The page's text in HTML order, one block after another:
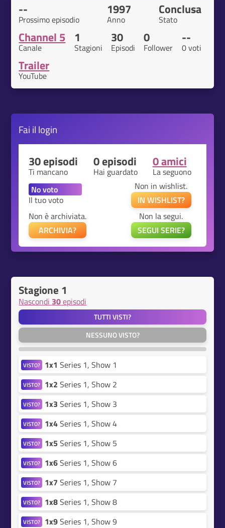
--
Prossimo episodio
1997
Anno
Conclusa
Stato
Channel 5
Canale
1
Stagioni
30
Episodi
0
Follower
--
0 voti
Trailer
YouTube
Fai il login
30 episodi
Ti mancano
0 episodi
Hai guardato
0 amici
La seguono
Il tuo voto
Non in wishlist.
IN WISHLIST?
Non è archiviata.
ARCHIVIA?
Non la segui.
SEGUI SERIE?
Stagione 1
Nascondi 30episodi
TUTTI VISTI?
NESSUNO VISTO?
VISTO? 1x1 Series 1, Show 1
VISTO? 1x2 Series 1, Show 2
VISTO? 1x3 Series 1, Show 3
VISTO? 1x4Series 1, Show 4
VISTO? 1x5 Series 1, Show 5
VISTO? 1x6Series 1, Show 6
VISTO? 1x7 Series 1, Show 7
VISTO? 1x8Series 1, Show 8
VISTO? 1x9Series 1, Show 9